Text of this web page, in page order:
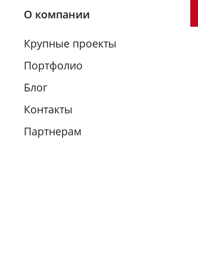
О компании
Крупные проекты
Портфолио
Блог
Контакты
Партнерам